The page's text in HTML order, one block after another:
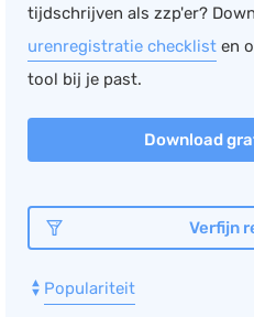
PSP
Verlof en verzuim
HRM
Salarisadministratie
Website
Support
Chat
tijdschrijven als zzp'er?
urenregistratie checklist en
tool bij je past.
Download
Verfijn
Populariteit